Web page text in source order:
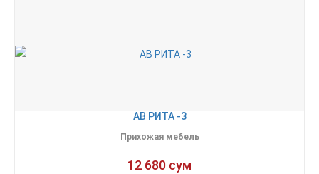
АВ РИТА -3
Прихожая мебель
12 680 сум